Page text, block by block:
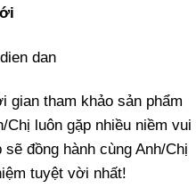
gian tham khảo sản phẩm
Chị luôn gặp nhiều niềm vui
đồng hành cùng Anh/Chị
tuyệt vời nhất!